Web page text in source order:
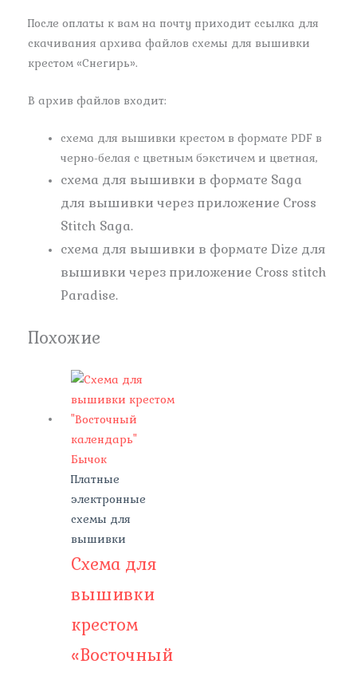
После оплаты к вам на почту приходит ссылка для
скачивания архива файлов схемы для вышивки
крестом «Снегирь».
В архив файлов входит:
схема для вышивки крестом в формате PDF в
черно-белая с цветным бэкстичем и цветная,
схема для вышивки в формате Saga
для вышивки через приложение Cross
Stitch Saga.
схема для вышивки в формате Dize для
вышивки через приложение Cross stitch
Paradise.
Похожие
Платные
электронные
схемы для
вышивки
Схема для
вышивки
крестом
«Восточный